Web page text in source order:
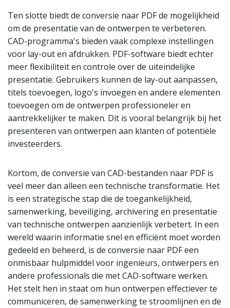
Ten slotte biedt de conversie naar PDF de mogelijkheid
om de presentatie van de ontwerpen te verbeteren.
CAD-programma's bieden vaak complexe instellingen
voor lay-out en afdrukken. PDF-software biedt echter
meer flexibiliteit en controle over de uiteindelijke
presentatie. Gebruikers kunnen de lay-out aanpassen,
titels toevoegen, logo's invoegen en andere elementen
toevoegen om de ontwerpen professioneler en
aantrekkelijker te maken. Dit is vooral belangrijk bij het
presenteren van ontwerpen aan klanten of potentiële
investeerders.
Kortom, de conversie van CAD-bestanden naar PDF is
veel meer dan alleen een technische transformatie. Het
is een strategische stap die de toegankelijkheid,
samenwerking, beveiliging, archivering en presentatie
van technische ontwerpen aanzienlijk verbetert. In een
wereld waarin informatie snel en efficiënt moet worden
gedeeld en beheerd, is de conversie naar PDF een
onmisbaar hulpmiddel voor ingenieurs, ontwerpers en
andere professionals die met CAD-software werken.
Het stelt hen in staat om hun ontwerpen effectiever te
communiceren, de samenwerking te stroomlijnen en de